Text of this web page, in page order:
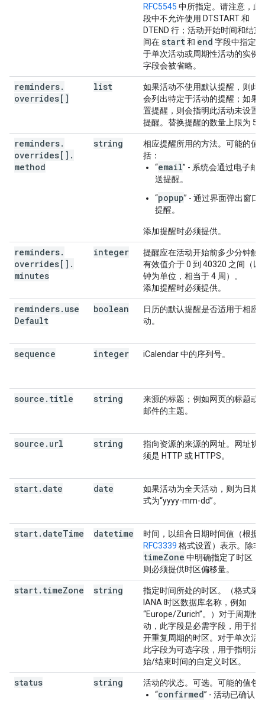
RFC5545 中所指定。请注意，此
段中不允许使用 DTSTART 和
DTEND 行；活动开始时间和结束
间在 start和 end 字段中指定
于单次活动或周期性活动的实例
字段会被省略。
reminders.
overrides[]
list
如果活动不使用默认提醒，则此
会列出特定于活动的提醒；如果
置提醒，则会指明此活动未设置
提醒。替换提醒的数量上限为 5
reminders.
overrides[] .
method
string
相应提醒所用的方法。可能的值
括：
“email” - 系统会通过电子邮
送提醒。
“popup” - 通过界面弹出窗口
提醒。
添加提醒时必须提供。
reminders.
overrides[] .
minutes
integer
提醒应在活动开始前多少分钟触
有效值介于 0 到 40320 之间（以
钟为单位，相当于 4 周）。
添加提醒时必须提供。
reminders. use
Default
boolean
日历的默认提醒是否适用于相应
动。
sequence integer iCalendar 中的序列号。
source . title string
来源的标题；例如网页的标题或
邮件的主题。
source . url string
指向资源的来源的网址。网址协
须是 HTTP 或 HTTPS。
start. date date
如果活动为全天活动，则为日期
式为“yyyy-mm-dd”。
start. dateTime datetime
时间，以组合日期时间值（根据
RFC3339 格式设置）表示。除非
timeZone 中明确指定了时区，
则必须提供时区偏移量。
start. timeZone string
指定时间所处的时区。（格式采
IANA 时区数据库名称，例如
“Europe/Zurich”。）对于周期性
动，此字段是必需字段，用于指
开重复周期的时区。对于单次活
此字段为可选字段，用于指明活
始/结束时间的自定义时区。
status string
活动的状态。可选。可能的值包
“confirmed” - 活动已确认